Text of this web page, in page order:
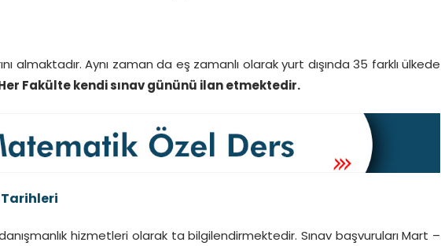
almaktadır. Aynı zaman da eş zamanlı olarak yurt dışında 35 farklı ülkede
Fakülte kendi sınav gününü ilan etmektedir.
Tarihleri
danışmanlık hizmetleri olarak ta bilgilendirmektedir. Sınav başvuruları Mart –